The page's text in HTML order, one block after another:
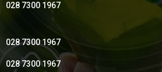
028 7300 1967
028 7300 1967
028 7300 1967